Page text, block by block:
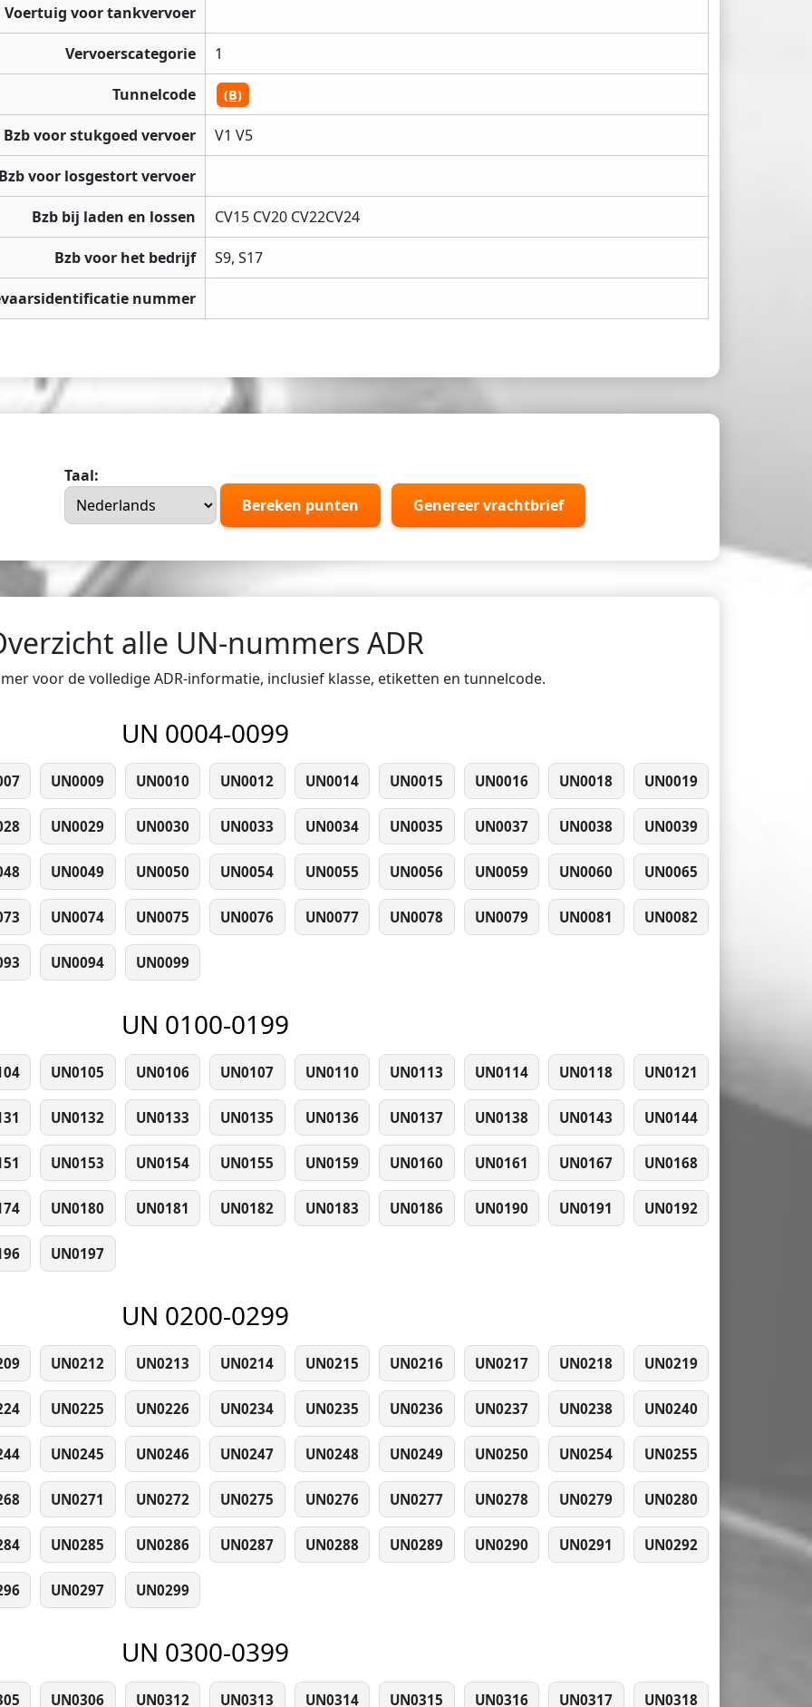
Voertuig voor tankvervoer
Vervoerscategorie 1
Tunnelcode (B)
Bzb voor stukgoed vervoer V1 V5
voor losgestort vervoer
Bzb bij laden en lossen CV15 CV20 CV22CV24
Bzb voor het bedrijf S9, S17
nummer
Taal:
Bereken punten
Genereer vrachtbrief
alle UN-nummers ADR
voor de volledige ADR-informatie, inclusief klasse, etiketten en tunnelcode.
UN 0004-0099
UN0009 UN0010 UN0012 UN0014 UN0015 UN0016 UN0018 UN0019
UN0029 UN0030 UN0033 UN0034 UN0035 UN0037 UN0038 UN0039
UN0049 UN0050 UN0054 UN0055 UN0056 UN0059 UN0060 UN0065
UN0074 UN0075 UN0076 UN0077 UN0078 UN0079 UN0081 UN0082
UN0094 UN0099
UN 0100-0199
UN0105 UN0106 UN0107 UN0110 UN0113 UN0114 UN0118 UN0121
UN0132 UN0133 UN0135 UN0136 UN0137 UN0138 UN0143 UN0144
UN0153 UN0154 UN0155 UN0159 UN0160 UN0161 UN0167 UN0168
UN0180 UN0181 UN0182 UN0183 UN0186 UN0190 UN0191 UN0192
UN0197
UN 0200-0299
UN0212 UN0213 UN0214 UN0215 UN0216 UN0217 UN0218 UN0219
UN0225 UN0226 UN0234 UN0235 UN0236 UN0237 UN0238 UN0240
UN0245 UN0246 UN0247 UN0248 UN0249 UN0250 UN0254 UN0255
UN0271 UN0272 UN0275 UN0276 UN0277 UN0278 UN0279 UN0280
UN0285 UN0286 UN0287 UN0288 UN0289 UN0290 UN0291 UN0292
UN0297 UN0299
UN 0300-0399
UN0306 UN0312 UN0313 UN0314 UN0315 UN0316 UN0317 UN0318